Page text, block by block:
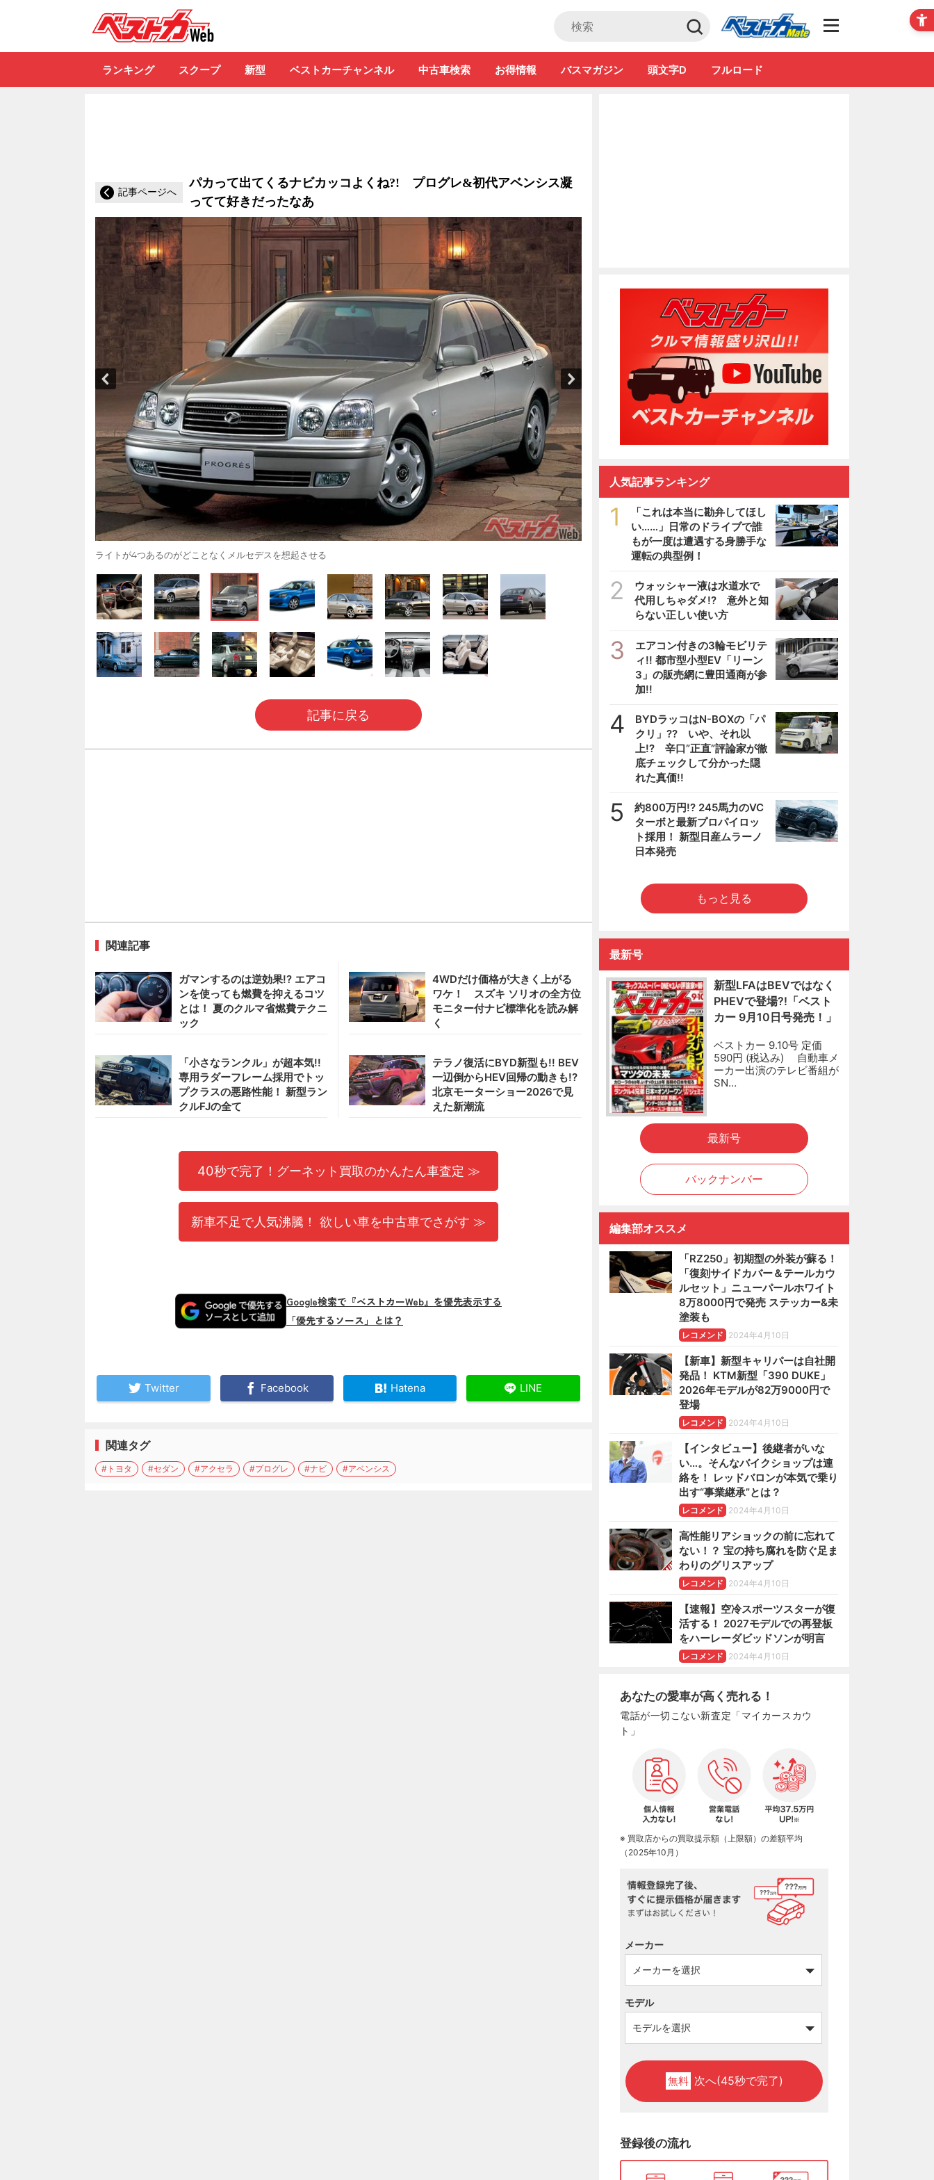
Club
ランキング スクープ 新型 ベストカーチャンネル 中古車検索 お得情報 バスマガジン 頭文字D フルロード
記事ページへ
パカって出てくるナビカッコよくね?! プログレ&初代アベンシス凝
ってて好きだったなあ
ライトが4つあるのがどことなくメルセデスを想起させる
記事に戻る
関連記事
ガマンするのは逆効果!? エアコ
ンを使っても燃費を抑えるコツ
とは！ 夏のクルマ省燃費テクニ
ック
4WDだけ価格が大きく上がる
ワケ！ スズキ ソリオの全方位
モニター付ナビ標準化を読み解
く
「小さなランクル」が超本気!!
専用ラダーフレーム採用でトッ
プクラスの悪路性能！ 新型ラン
クルFJの全て
テラノ復活にBYD新型も!! BEV
一辺倒からHEV回帰の動きも!?
北京モーターショー2026で見
えた新潮流
40秒で完了！グーネット買取のかんたん車査定 ≫
新車不足で人気沸騰！ 欲しい車を中古車でさがす ≫
Google検索で『ベストカーWeb』を優先表示する
「優先するソース」とは？
Twitter Facebook Hatena LINE
関連タグ
#トヨタ #セダン #アクセラ #プログレ #ナビ #アベンシス
人気記事ランキング
1
「これは本当に勘弁してほし
い……」日常のドライブで誰
もが一度は遭遇する身勝手な
運転の典型例！
2
ウォッシャー液は水道水で
代用しちゃダメ!? 意外と知
らない正しい使い方
3
エアコン付きの3輪モビリテ
ィ!! 都市型小型EV「リーン
3」の販売網に豊田通商が参
加!!
4
BYDラッコはN-BOXの「パ
クリ」?? いや、それ以
上!? 辛口”正直”評論家が徹
底チェックして分かった隠
れた真価!!
5
約800万円!? 245馬力のVC
ターボと最新プロパイロッ
ト採用！ 新型日産ムラーノ
日本発売
もっと見る
最新号
新型LFAはBEVではなく
PHEVで登場?!「ベスト
カー 9月10日号発売！」
ベストカー 9.10号 定価
590円 (税込み) 自動車メ
ーカー出演のテレビ番組が
SN…
最新号
バックナンバー
編集部オススメ
「RZ250」初期型の外装が蘇る！
「復刻サイドカバー＆テールカウ
ルセット」ニューパールホワイト
8万8000円で発売 ステッカー&未
塗装も
レコメンド 2024年4月10日
【新車】新型キャリパーは自社開
発品！ KTM新型「390 DUKE」
2026年モデルが82万9000円で
登場
レコメンド 2024年4月10日
【インタビュー】後継者がいな
い…。そんなバイクショップは連
絡を！ レッドバロンが本気で乗り
出す“事業継承”とは？
レコメンド 2024年4月10日
高性能リアショックの前に忘れて
ない！？ 宝の持ち腐れを防ぐ足ま
わりのグリスアップ
レコメンド 2024年4月10日
【速報】空冷スポーツスターが復
活する！ 2027モデルでの再登板
をハーレーダビッドソンが明言
レコメンド 2024年4月10日
あなたの愛車が高く売れる！
電話が一切こない新査定「マイカースカウ
ト」
※ 買取店からの買取提示額（上限額）の差額平均
（2025年10月）
メーカー
モデル
無料 次へ(45秒で完了)
登録後の流れ